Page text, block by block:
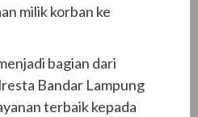
milik korban ke
bagian dari
Bandar Lampung
terbaik kepada